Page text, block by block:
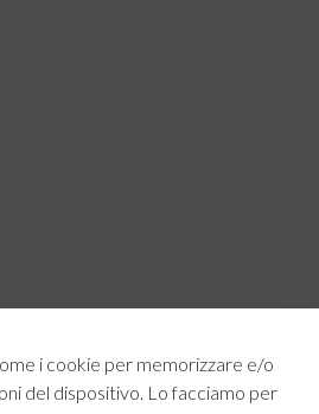
i cookie per memorizzare e/o
del dispositivo. Lo facciamo per